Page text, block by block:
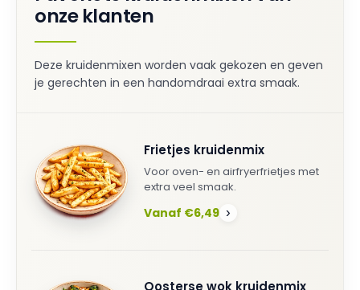
onze klanten
Deze kruidenmixen worden vaak gekozen en geven
je gerechten in een handomdraai extra smaak.
Frietjes kruidenmix
Voor oven- en airfryerfrietjes met
extra veel smaak.
Vanaf €6,49 ›
Oosterse wok kruidenmix